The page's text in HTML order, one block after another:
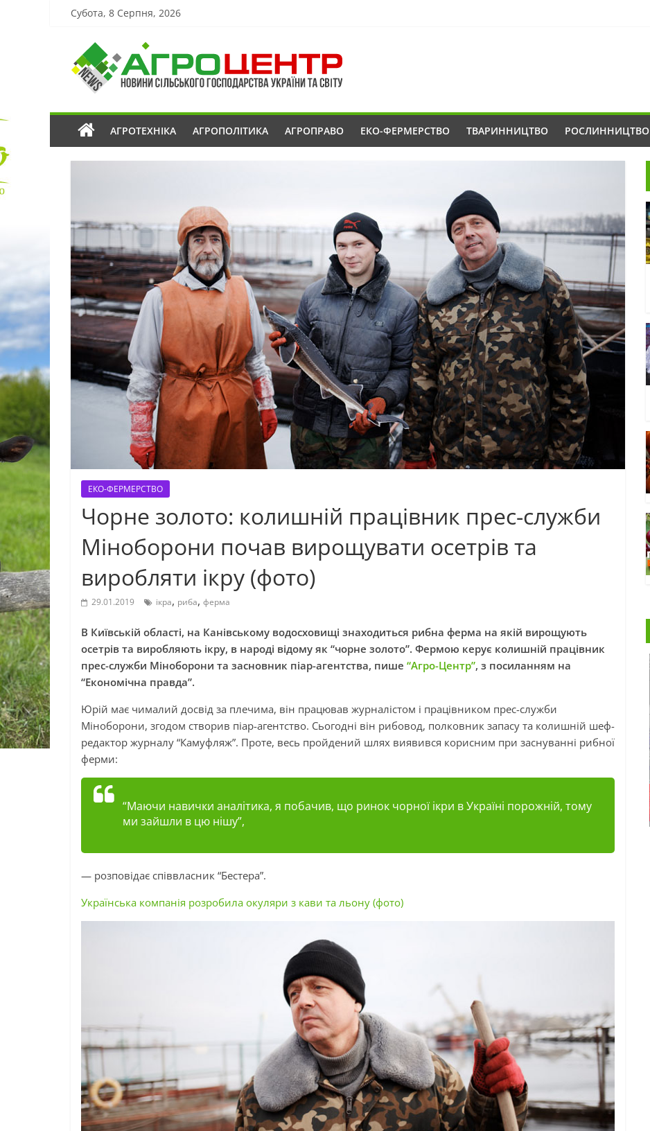
Субота, 8 Серпня, 2026
АГРОТЕХНІКА АГРОПОЛІТИКА АГРОПРАВО ЕКО-ФЕРМЕРСТВО ТВАРИННИЦТВО РОСЛИННИЦТВО
ЕКО-ФЕРМЕРСТВО
Чорне золото: колишній працівник прес-служби
Міноборони почав вирощувати осетрів та
виробляти ікру (фото)
29.01.2019 ікра, риба, ферма
В Київській області, на Канівському водосховищі знаходиться рибна ферма на якій вирощують
осетрів та виробляють ікру, в народі відому як “чорне золото”. Фермою керує колишній працівник
прес-служби Міноборони та засновник піар-агентства, пише “Агро-Центр”, з посиланням на
“Економічна правда”.
Юрій має чималий досвід за плечима, він працював журналістом і працівником прес-служби
Міноборони, згодом створив піар-агентство. Сьогодні він рибовод, полковник запасу та колишній шеф-
редактор журналу “Камуфляж”. Проте, весь пройдений шлях виявився корисним при заснуванні рибної
ферми:
“Маючи навички аналітика, я побачив, що ринок чорної ікри в Україні порожній, тому
ми зайшли в цю нішу”,
— розповідає співвласник “Бестера”.
Українська компанія розробила окуляри з кави та льону (фото)